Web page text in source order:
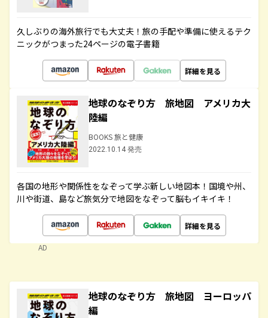
久しぶりの海外旅行でも大丈夫！旅の手配や準備に使えるテク
ニックがつまった24ページの電子書籍
詳細を見る
地球のなぞり方 旅地図 アメリカ大
陸編
BOOKS 旅と健康
2022.10.14 発売
各国の地形や関係性をなぞって学ぶ新しい地図本！国境や州、
川や街道、島など旅気分で地図をなぞって脳もイキイキ！
詳細を見る
AD
地球のなぞり方 旅地図 ヨーロッパ
編